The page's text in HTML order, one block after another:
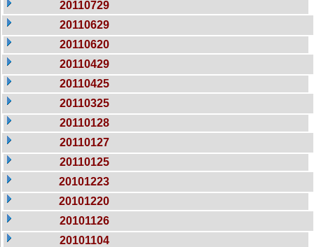
20110729
20110629
20110620
20110429
20110425
20110325
20110128
20110127
20110125
20101223
20101220
20101126
20101104